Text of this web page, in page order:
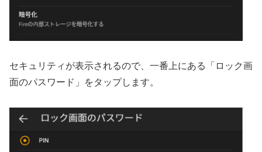
セキュリティが表示されるので、一番上にある「ロック画
面のパスワード」をタップします。